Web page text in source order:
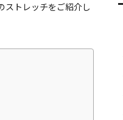
ストレッチをご紹介し